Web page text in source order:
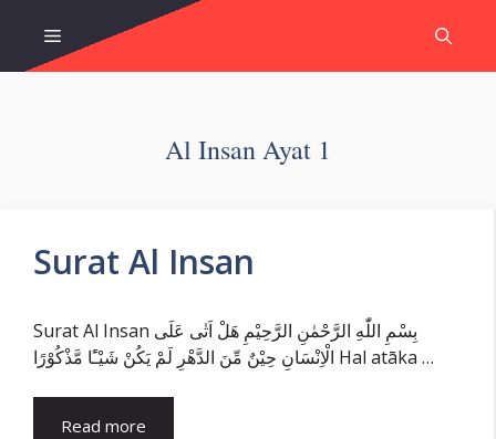
content
Menu
Al Insan Ayat 1
Surat Al Insan
Surat Al Insan بِسْمِ اللّٰهِ الرَّحْمٰنِ الرَّحِيْمِ هَلْ اَتٰى عَلَى
الْاِنْسَانِ حِيْنٌ مِّنَ الدَّهْرِ لَمْ يَكُنْ شَيْـًٔا مَّذْكُوْرًا Hal atāka …
Read more